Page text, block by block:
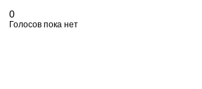
0
Голосов пока нет